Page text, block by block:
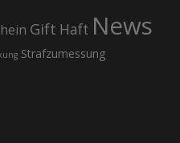
Gift Haft News
Strafzumessung